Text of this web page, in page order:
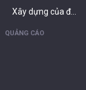
QUẢNG CÁO